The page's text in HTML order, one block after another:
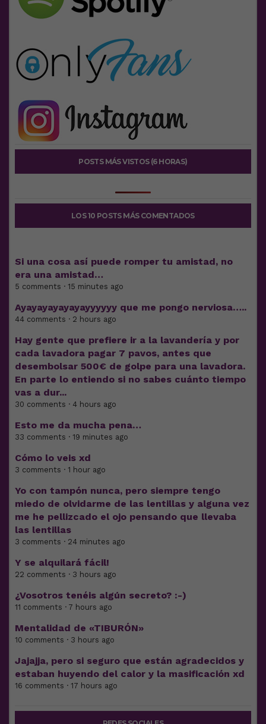
POSTS MÁS VISTOS (6 HORAS)
LOS 10 POSTS MÁS COMENTADOS
Si una cosa así puede romper tu amistad, no
era una amistad…
5 comments · 15 minutes ago
Ayayayayayayayyyyyy que me pongo nerviosa…..
44 comments · 2 hours ago
Hay gente que prefiere ir a la lavandería y por
cada lavadora pagar 7 pavos, antes que
desembolsar 500€ de golpe para una lavadora.
En parte lo entiendo si no sabes cuánto tiempo
vas a dur...
30 comments · 4 hours ago
Esto me da mucha pena…
33 comments · 19 minutes ago
Cómo lo veis xd
3 comments · 1 hour ago
Yo con tampón nunca, pero siempre tengo
miedo de olvidarme de las lentillas y alguna vez
me he pellizcado el ojo pensando que llevaba
las lentillas
3 comments · 24 minutes ago
Y se alquilará fácil!
22 comments · 3 hours ago
¿Vosotros tenéis algún secreto? :-)
11 comments · 7 hours ago
Mentalidad de «TIBURÓN»
10 comments · 3 hours ago
Jajajja, pero si seguro que están agradecidos y
estaban huyendo del calor y la masificación xd
16 comments · 17 hours ago